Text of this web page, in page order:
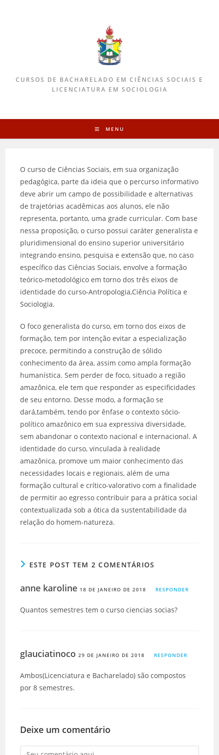
CURSOS DE BACHARELADO EM CIÊNCIAS SOCIAIS E
LICENCIATURA EM SOCIOLOGIA
MENU
O curso de Ciências Sociais, em sua organização
pedagógica, parte da ideia que o percurso informativo
deve abrir um campo de possibilidade e alternativas
de trajetórias acadêmicas aos alunos, ele não
representa, portanto, uma grade curricular. Com base
nessa proposição, o curso possui caráter generalista e
pluridimensional do ensino superior universitário
integrando ensino, pesquisa e extensão que, no caso
específico das Ciências Sociais, envolve a formação
teórico-metodológico em torno dos três eixos de
identidade do curso-Antropologia,Ciência Política e
Sociologia.
O foco generalista do curso, em torno dos eixos de
formação, tem por intenção evitar a especialização
precoce, permitindo a construção de sólido
conhecimento da área, assim como ampla formação
humanística. Sem perder de foco, situado a região
amazônica, ele tem que responder as especificidades
de seu entorno. Desse modo, a formação se
dará,também, tendo por ênfase o contexto sócio-
político amazônico em sua expressiva diversidade,
sem abandonar o contexto nacional e internacional. A
identidade do curso, vinculada à realidade
amazônica, promove um maior conhecimento das
necessidades locais e regionais, além de uma
formação cultural e crítico-valorativo com a finalidade
de permitir ao egresso contribuir para a prática social
contextualizada sob a ótica da sustentabilidade da
relação do homem-natureza.
ESTE POST TEM 2 COMENTÁRIOS
anne karoline 18 DE JANEIRO DE 2018 RESPONDER
Quantos semestres tem o curso ciencias socias?
glauciatinoco29 DE JANEIRO DE 2018 RESPONDER
Ambos(Licenciatura e Bacharelado) são compostos
por 8 semestres.
Deixe um comentário